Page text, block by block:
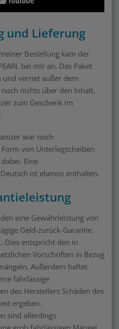
und Lieferung
Bestellung kam der
bei mir an. Das Paket
und verriet außer dem
noch nichts über den Inhalt,
zum Geschenk im
war noch
von Unterlegscheiben
Eine
ist ebenso enthalten.
eine Gewährleistung von
Geld-zurück-Garantie.
Dies entspricht den in
Vorschriften in Bezug
Außerdem haftet
fahrlässige
des Herstellers Schäden des
ergeben.
sind allerdings